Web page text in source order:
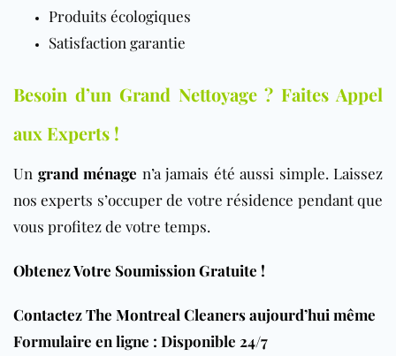
Produits écologiques
Satisfaction garantie
Besoin d’un Grand Nettoyage ? Faites Appel
aux Experts !
Un grand ménage n’a jamais été aussi simple. Laissez
nos experts s’occuper de votre résidence pendant que
vous profitez de votre temps.
Obtenez Votre Soumission Gratuite !
Contactez The Montreal Cleaners aujourd’hui même
Formulaire en ligne : Disponible 24/7